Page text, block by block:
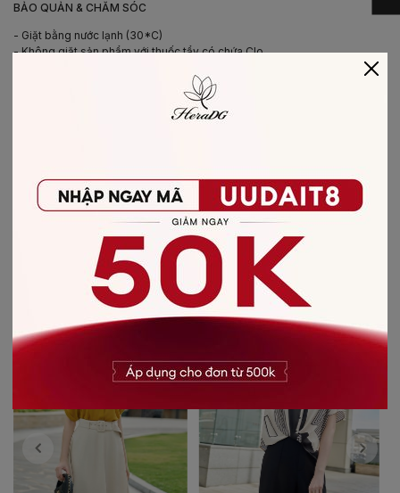
BẢO QUẢN & CHĂM SÓC
- Giặt bằng nước lạnh (30*C)
- Không giặt sản phẩm với thuốc tẩy có chứa Clo
- Ủi ở nhiệt độ thấp, nên lật mặt trái sản phẩm, không ủi trực tiếp lên hình
Chất liệu:vải Tơ
CÓ THỂ BẠN SẼ THÍCH